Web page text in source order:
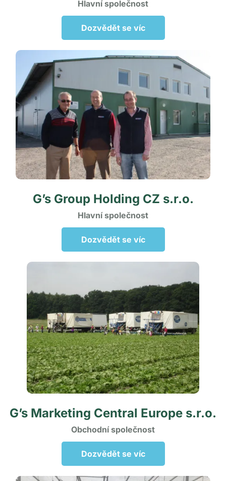
Hlavní společnost
Dozvědět se víc
G’s Group Holding CZ s.r.o.
Hlavní společnost
Dozvědět se víc
G’s Marketing Central Europe s.r.o.
Obchodní společnost
Dozvědět se víc